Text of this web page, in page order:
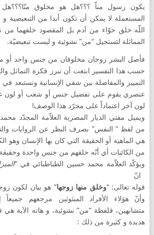
يكون رسول مناّ ؟؟؟هل هو مخلوق منّا؟؟؟هل
المستعملة لا يمكن أن تكون أبدا من التبعيضية
اللّه خلق حوّاء من آدم بل المقصود خلقهما من
المماثلة لتستحيل “من” نشوئية و ليست تبعيضيّة.
فأصل البشر زوجان مخلوقان من جنس واحد أو
حسب هذا التفسير ابتغت أن تبرز فكرة التماثل
التمييز والمفاضلة بين شقي الإنسانية وتستبعد
عنصري يقوم على تفضيل جنس أو شعب أو
لون آخر اعتماداً على مجرّد هذا الوصف!
ويميل مفتي الديار المصرية العلاّمة المجدّد محمد
من لفظ ” النفس” بصرف النظر عن الروايات
هي الماهية أو الحقيقة التي كان بها الإنسان وهو
من الكائنات أي أنّه خلقهم من جنس واحدة
ويؤكّد العلاّمة محمد حسين الطباطبائي في “
انّ
قوله تعالى: “وخلق منها زوجها” هو بيان لكون
وأنّ هؤلاء الأفراد المبثوثين مرجعهم جميعاً
متشابهين، فلفظة “من” نشوئية، و هاته الآية
هديدة و كثيرة من ذلك :